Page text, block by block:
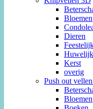
Bloemen
Dieren
Kerst
overig
Push out
Bloemen